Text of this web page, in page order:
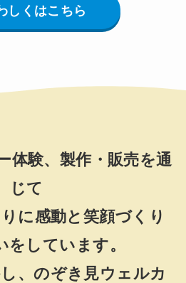
しくはこちら
体験、製作・販売を通
じて
に感動と笑顔づくり
をしています。
、のぞき見ウェルカ